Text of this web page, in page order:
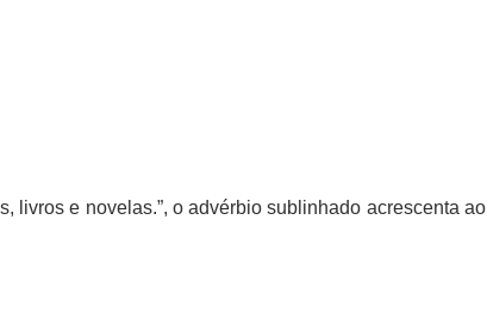
livros e novelas.”, o advérbio sublinhado acrescenta ao